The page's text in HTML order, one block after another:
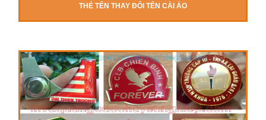
THẺ TÊN THAY ĐỔI TÊN CÀI ÁO